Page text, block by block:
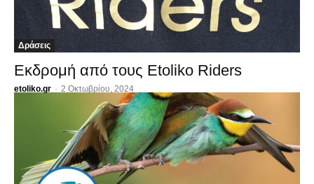
Δράσεις
Εκδρομή από τους Etoliko Riders
etoliko.gr - 2 Οκτωβρίου, 2024